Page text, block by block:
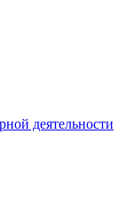
деятельности